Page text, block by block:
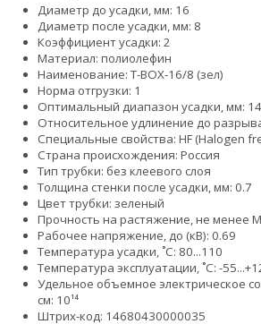
Диаметр до усадки, мм: 16
Диаметр после усадки, мм: 8
Коэффициент усадки: 2
Материал: полиолефин
Наименование: Т-BOX-16/8 (зел)
Норма отгрузки: 1
Оптимальный диапазон усадки, мм:
Относительное удлинение до
Специальные свойства: HF (Halogen
Страна происхождения: Россия
Тип трубки: без клеевого слоя
Толщина стенки после усадки, мм: 0.7
Цвет трубки: зеленый
Прочность на растяжение, не менее
Рабочее напряжение, до (кВ): 0.69
Температура усадки, ˚С: 80...110
Температура эксплуатации, ˚С: -
Удельное объемное электрическое
см: 10¹⁴
Штрих-код: 14680430000035